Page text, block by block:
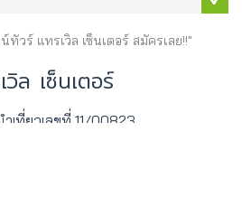
วร์ แทรเวิล เซ็นเตอร์ สมัครเลย!!"
ล เซ็นเตอร์
ที่ยวเลขที่ 11/00823